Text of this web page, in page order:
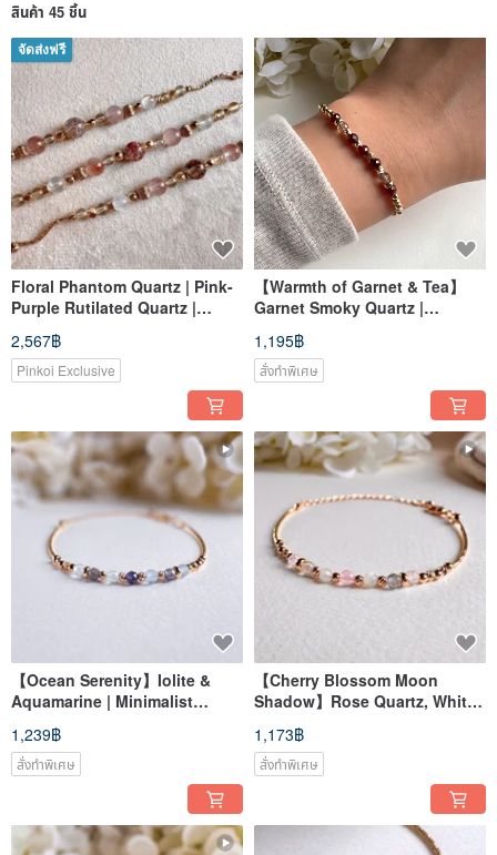
สินค้า 45 ชิ้น
จัดส่งฟรี
Floral Phantom Quartz | Pink-
Purple Rutilated Quartz |
Madagascar Moonstone |
Citrine | Attracts Wealth &
Helpful People | Bracelet
2,567฿
Pinkoi Exclusive
【Warmth of Garnet & Tea】
Garnet Smoky Quartz |
Minimalist Crystal Bracelet
1,195฿
สั่งทำพิเศษ
【Ocean Serenity】Iolite &
Aquamarine | Minimalist
Crystal Bracelet
1,239฿
สั่งทำพิเศษ
【Cherry Blossom Moon
Shadow】Rose Quartz, White
Moonstone, Labradorite |
Crystal Bracelet
1,173฿
สั่งทำพิเศษ